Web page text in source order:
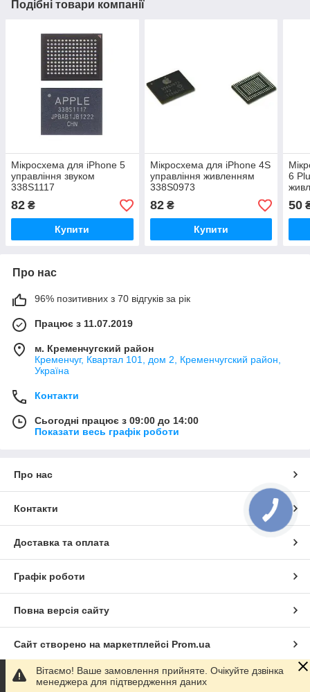
Подібні товари компанії
Мікросхема для iPhone 5
управління звуком
338S1117
82 ₴
Купити
Мікросхема для iPhone 4S
управління живленням
338S0973
82₴
Купити
6
50
Про нас
96% позитивних з 70 відгуків за рік
Працює з 11.07.2019
м. Кременчугский район
Кременчуг, Квартал 101, дом 2, Кременчугский район,
Україна
Контакти
Сьогодні працює з 09:00 до 14:00
Показати весь графік роботи
Про нас
Контакти
Доставка та оплата
Графік роботи
Повна версія сайту
Сайт створено на маркетплейсі Prom.ua
Політика конфіденційності
Вітаємо! Ваше замовлення прийняте. Очікуйте дзвінка
менеджера для підтвердження даних